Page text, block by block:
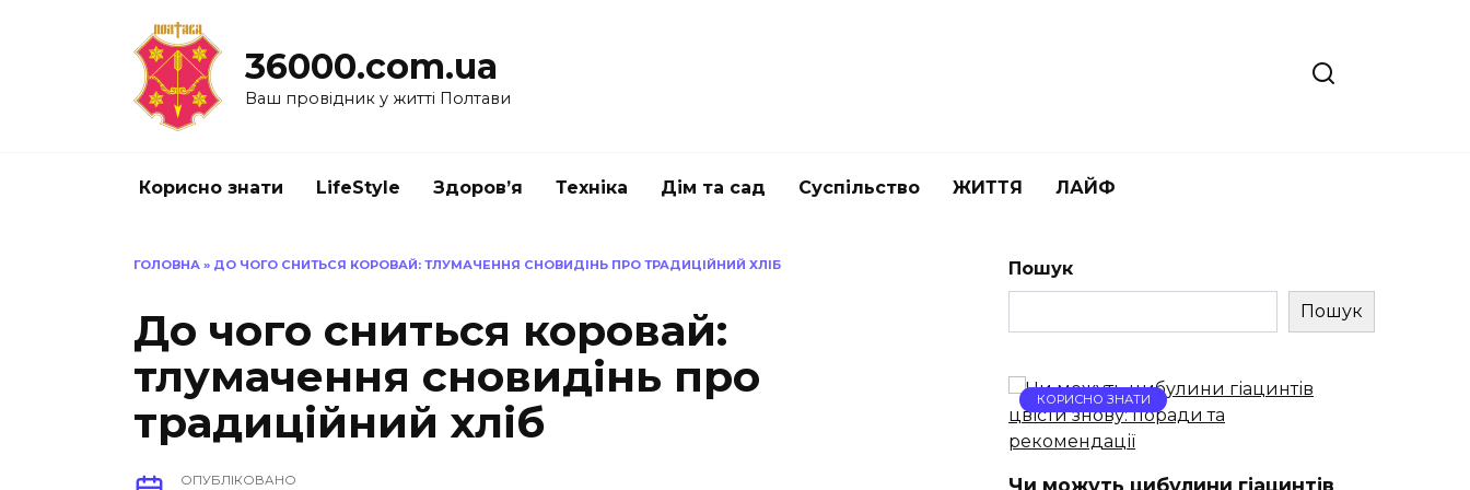
36000.com.ua
Ваш провідник у житті Полтави
Корисно знати LifeStyle Здоров’я Техніка Дім та сад Суспільство ЖИТТЯ ЛАЙФ
ГОЛОВНА » ДО ЧОГО СНИТЬСЯ КОРОВАЙ: ТЛУМАЧЕННЯ СНОВИДІНЬ ПРО ТРАДИЦІЙНИЙ ХЛІБ
До чого сниться коровай:
тлумачення сновидінь про
традиційний хліб
ОПУБЛІКОВАНО
Пошук
Пошук
КОРИСНО ЗНАТИ
Чи можуть цибулини гіацинтів